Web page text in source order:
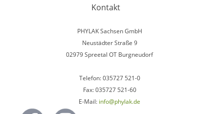
Kontakt
PHYLAK Sachsen GmbH
Neustädter Straße 9
02979 Spreetal OT Burgneudorf
Telefon: 035727 521-0
Fax: 035727 521-60
E-Mail: info@phylak.de